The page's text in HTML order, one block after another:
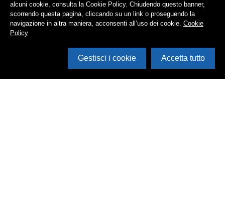
alcuni cookie, consulta la Cookie Policy. Chiudendo questo banner,
scorrendo questa pagina, cliccando su un link o proseguendo la
navigazione in altra maniera, acconsenti all’uso dei cookie. Cookie
Policy
Gestisci i cookie Accetta tutto